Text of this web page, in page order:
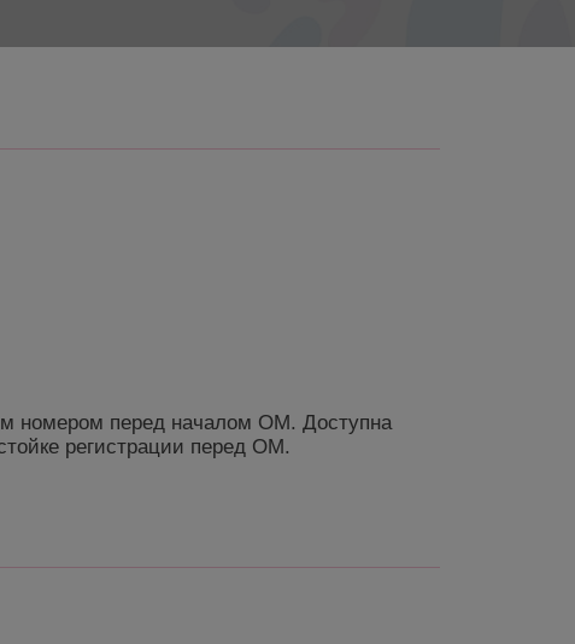
номером перед началом ОМ. Доступна
регистрации перед ОМ.